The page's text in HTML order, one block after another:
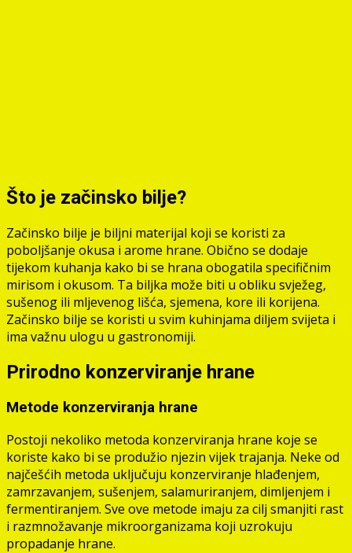
Što je začinsko bilje?
Začinsko bilje je biljni materijal koji se koristi za
poboljšanje okusa i arome hrane. Obično se dodaje
tijekom kuhanja kako bi se hrana obogatila specifičnim
mirisom i okusom. Ta biljka može biti u obliku svježeg,
sušenog ili mljevenog lišća, sjemena, kore ili korijena.
Začinsko bilje se koristi u svim kuhinjama diljem svijeta i
ima važnu ulogu u gastronomiji.
Prirodno konzerviranje hrane
Metode konzerviranja hrane
Postoji nekoliko metoda konzerviranja hrane koje se
koriste kako bi se produžio njezin vijek trajanja. Neke od
najčešćih metoda uključuju konzerviranje hlađenjem,
zamrzavanjem, sušenjem, salamuriranjem, dimljenjem i
fermentiranjem. Sve ove metode imaju za cilj smanjiti rast
i razmnožavanje mikroorganizama koji uzrokuju
propadanje hrane.